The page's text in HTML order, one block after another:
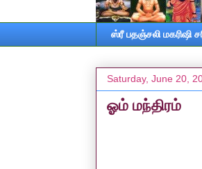
ஸ்ரீ பதஞ்சலி மகரிஷி
Saturday, June 20,
ஓம் மந்திரம்